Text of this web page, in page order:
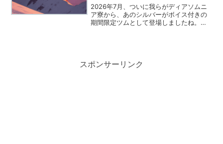
2026年7月、ついに我らがディアソムニ
ア寮から、あのシルバーがボイス付きの
期間限定ツムとして登場しましたね。ツ
スポンサーリンク